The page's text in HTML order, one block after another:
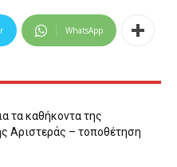
WhatsApp
τα καθήκοντα της
Αριστεράς – τοποθέτηση